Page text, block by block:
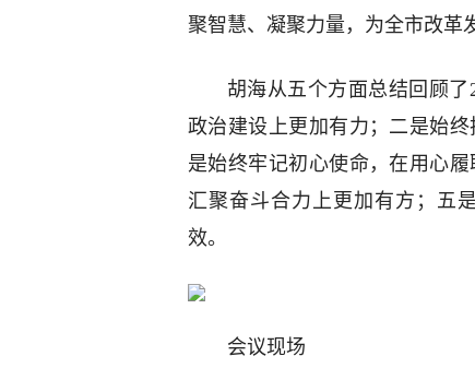
聚智慧、凝聚力量，为全市改革
胡海从五个方面总结回顾
政治建设上更加有力；二是始
是始终牢记初心使命，在用心
汇聚奋斗合力上更加有方；五
效。
会议现场